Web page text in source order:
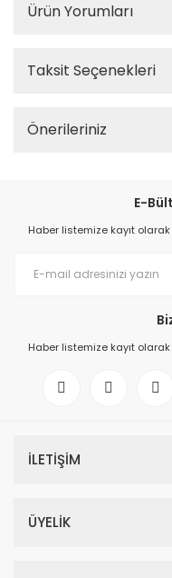
Ürün Yorumları
Taksit Seçenekleri
Önerileriniz
E-
Haber listemize kayıt
Haber listemize kayıt
İLETİŞİM
ÜYELİK